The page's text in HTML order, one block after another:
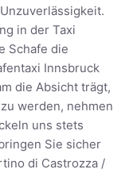
in der Taxi
Schafe die
Innsbruck
die Absicht trägt,
werden, nehmen
uns stets
Sie sicher
di Castrozza /